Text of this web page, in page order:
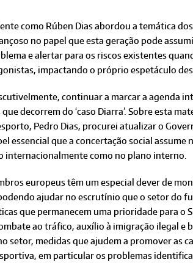
como Rúben Dias abordou a temática
no papel que esta geração pode
e alertar para os riscos existentes
impactando o próprio espetáculo
continuar a marcar a agenda
decorrem do ‘caso Diarra’. Sobre esta
Pedro Dias, procurei atualizar o
essencial que a concertação social
internacionalmente como no plano interno.
europeus têm um especial dever de
ajudar no escrutínio que o setor do
que permanecem uma prioridade para o
ao tráfico, auxílio à imigração ilegal
medidas que ajudem a promover as
em particular os problemas